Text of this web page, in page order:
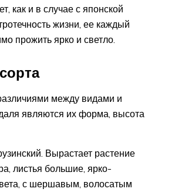
как и в случае с японской
жизни, ее каждый
прожить ярко и светло.
между видами и
являются их форма, высота
Вырастает растение
листья большие, ярко-
с шершавым, волосатым